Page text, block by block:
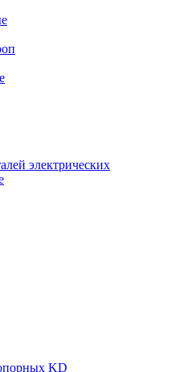
электрических
KD